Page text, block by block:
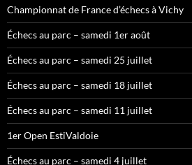
Championnat de France d’échecs à Vichy
Échecs au parc – samedi 1er août
Échecs au parc – samedi 25 juillet
Échecs au parc – samedi 18 juillet
Échecs au parc – samedi 11 juillet
1er Open EstiValdoie
Échecs au parc – samedi 4 juillet